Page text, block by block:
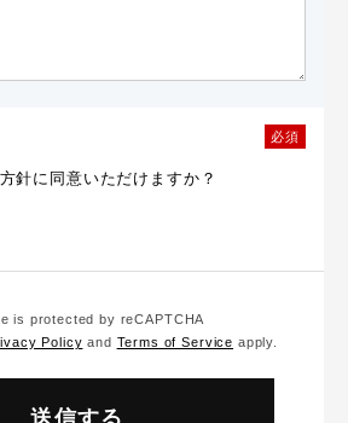
必須
針に同意いただけますか？
is protected by reCAPTCHA
Policy and Terms of Service apply.